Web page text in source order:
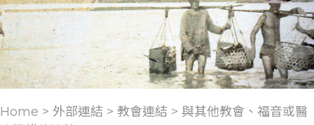
Home > 外部連結 > 教會連結 > 與其他教會、福音或醫